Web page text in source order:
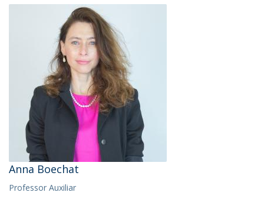
Anna Boechat
Professor Auxiliar